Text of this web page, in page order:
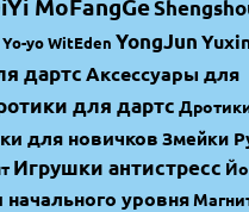
MoFangGe
yoWitEden YongJun
дартс Аксессуары для
для дартс
для новичков Змейки
Игрушки антистресс
начального уровня